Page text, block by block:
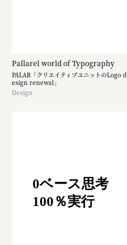
Pallarel world of Typography
PALAB「クリエイティブユニットのLogo d
esign renewal」
Design
0ベース思考
100％実行